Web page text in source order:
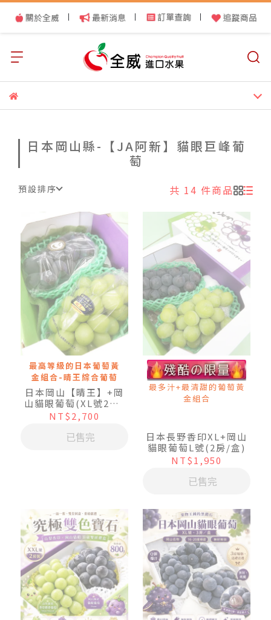
| | |
日本岡山縣-【JA阿新】貓眼巨峰葡
萄
預設排序 共 14 件商品
最高等級的日本葡萄黃
金組合-晴王綜合葡萄
日本岡山【晴王】+岡
山貓眼葡萄(XL號2房/
盒)
NT$2,700
已售完
最多汁+最清甜的葡萄黃
金組合
日本長野香印XL+岡山
貓眼葡萄L號(2房/盒)
NT$1,950
已售完